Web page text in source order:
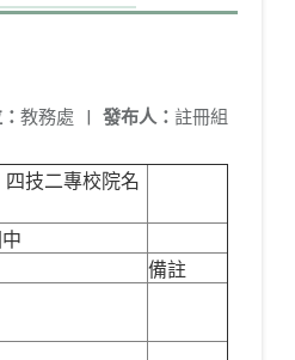
發布人： 註冊組
教務處 |
校院名
備註